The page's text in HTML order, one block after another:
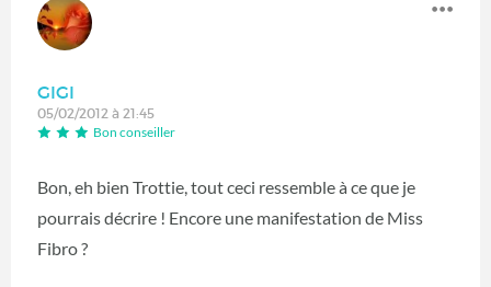
GIGI
05/02/2012 à 21:45
Bon conseiller
Bon, eh bien Trottie, tout ceci ressemble à ce que je
pourrais décrire ! Encore une manifestation de Miss
Fibro ?